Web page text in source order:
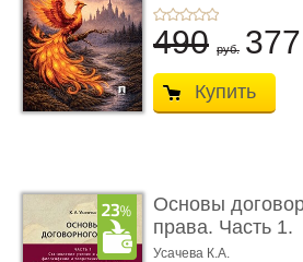
490 руб. 377
Купить
Основы
права. Часть 1.
Становление ...
Усачева К.А.